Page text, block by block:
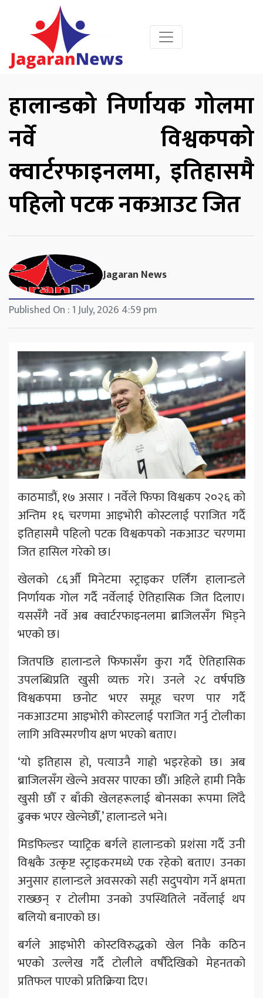
हालान्डको निर्णायक गोलमा
नर्वे विश्वकपको
क्वार्टरफाइनलमा, इतिहासमै
पहिलो पटक नकआउट जित
Jagaran News
Published On : 1 July, 2026 4:59 pm
काठमाडौं, १७ असार । नर्वेले फिफा विश्वकप २०२६ को
अन्तिम १६ चरणमा आइभोरी कोस्टलाई पराजित गर्दै
इतिहासमै पहिलो पटक विश्वकपको नकआउट चरणमा
जित हासिल गरेको छ।
खेलको ८६औँ मिनेटमा स्ट्राइकर एर्लिंग हालान्डले
निर्णायक गोल गर्दै नर्वेलाई ऐतिहासिक जित दिलाए।
यससँगै नर्वे अब क्वार्टरफाइनलमा ब्राजिलसँग भिड्ने
भएको छ।
जितपछि हालान्डले फिफासँग कुरा गर्दै ऐतिहासिक
उपलब्धिप्रति खुसी व्यक्त गरे। उनले २८ वर्षपछि
विश्वकपमा छनोट भएर समूह चरण पार गर्दै
नकआउटमा आइभोरी कोस्टलाई पराजित गर्नु टोलीका
लागि अविस्मरणीय क्षण भएको बताए।
‘यो इतिहास हो, पत्याउनै गाह्रो भइरहेको छ। अब
ब्राजिलसँग खेल्ने अवसर पाएका छौँ। अहिले हामी निकै
खुसी छौँ र बाँकी खेलहरूलाई बोनसका रूपमा लिँदै
ढुक्क भएर खेल्नेछौँ,’ हालान्डले भने।
मिडफिल्डर प्याट्रिक बर्गले हालान्डको प्रशंसा गर्दै उनी
विश्वकै उत्कृष्ट स्ट्राइकरमध्ये एक रहेको बताए। उनका
अनुसार हालान्डले अवसरको सही सदुपयोग गर्ने क्षमता
राख्छन् र टोलीमा उनको उपस्थितिले नर्वेलाई थप
बलियो बनाएको छ।
बर्गले आइभोरी कोस्टविरुद्धको खेल निकै कठिन
भएको उल्लेख गर्दै टोलीले वर्षौंदेखिको मेहनतको
प्रतिफल पाएको प्रतिक्रिया दिए।